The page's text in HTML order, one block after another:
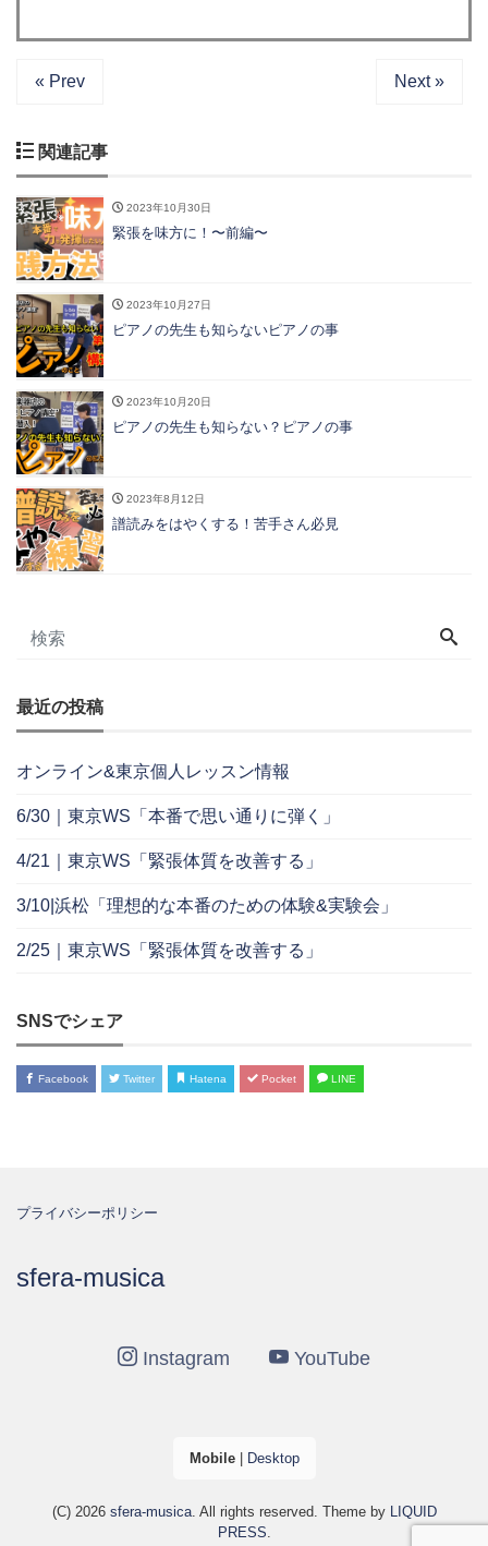
« Prev Next »
関連記事
2023年10月30日
緊張を味方に！〜前編〜
2023年10月27日
ピアノの先生も知らないピアノの事
2023年10月20日
ピアノの先生も知らない？ピアノの事
2023年8月12日
譜読みをはやくする！苦手さん必見
最近の投稿
オンライン&東京個人レッスン情報
6/30｜東京WS「本番で思い通りに弾く」
4/21｜東京WS「緊張体質を改善する」
3/10|浜松「理想的な本番のための体験&実験会」
2/25｜東京WS「緊張体質を改善する」
SNSでシェア
Facebook Twitter Hatena Pocket LINE
プライバシーポリシー
sfera-musica
Instagram YouTube
Mobile| Desktop
(C) 2026 sfera-musica. All rights reserved. Theme by LIQUID
PRESS